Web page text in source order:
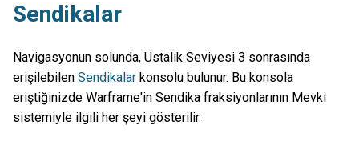
Sendikalar
Navigasyonun solunda, Ustalık Seviyesi 3 sonrasında
erişilebilen Sendikalar konsolu bulunur. Bu konsola
eriştiğinizde Warframe'in Sendika fraksiyonlarının Mevki
sistemiyle ilgili her şeyi gösterilir.